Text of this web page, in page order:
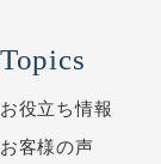
Topics
お役立ち情報
お客様の声